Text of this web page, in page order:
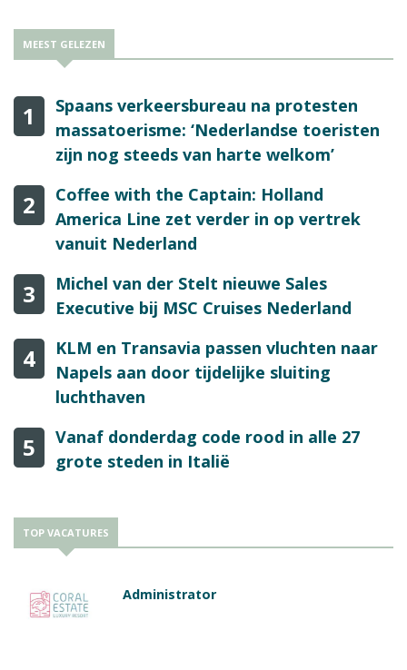
MEEST GELEZEN
1
Spaans verkeersbureau na protesten
massatoerisme: ‘Nederlandse toeristen
zijn nog steeds van harte welkom’
2
Coffee with the Captain: Holland
America Line zet verder in op vertrek
vanuit Nederland
3
Michel van der Stelt nieuwe Sales
Executive bij MSC Cruises Nederland
4
KLM en Transavia passen vluchten naar
Napels aan door tijdelijke sluiting
luchthaven
5
Vanaf donderdag code rood in alle 27
grote steden in Italië
TOP VACATURES
Administrator